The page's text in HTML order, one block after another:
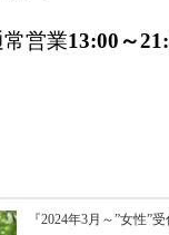
営業13:00～
『2024年3月～”女性”